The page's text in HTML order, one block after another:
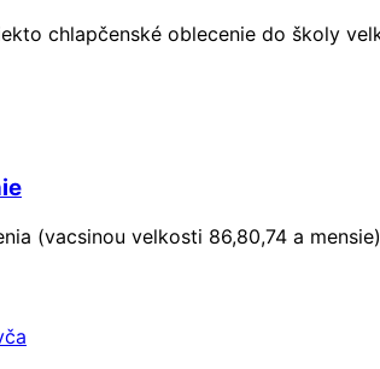
chlapčenské oblecenie do školy
(vacsinou velkosti 86,80,74 a